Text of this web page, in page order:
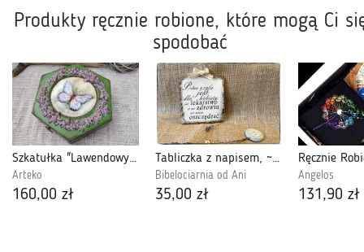
Produkty ręcznie robione, które mogą Ci
spodobać
Szkatułka "Lawendowy Motyl" – ręcznie zdobione pudełko decoupage
Arteko
160,00 zł
Tabliczka z napisem, ~Pełna szafa ....~
Bibelociarnia od Ani
35,00 zł
Angelos
131,90 zł